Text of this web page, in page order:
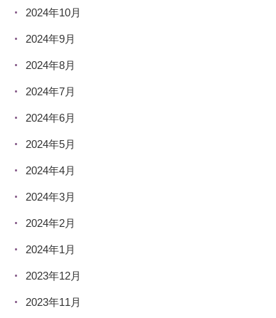
2024年10月
2024年9月
2024年8月
2024年7月
2024年6月
2024年5月
2024年4月
2024年3月
2024年2月
2024年1月
2023年12月
2023年11月